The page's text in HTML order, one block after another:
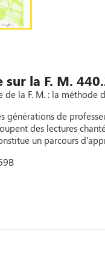
sur la F. M.
de la F. M. : la méthode
générations de
des lectures
un parcours